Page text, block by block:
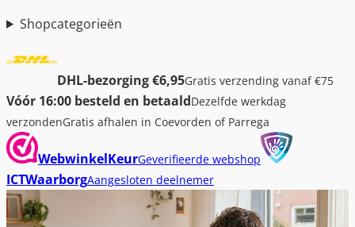
Shopcategorieën
DHL-bezorging €6,95Gratis verzending vanaf €75
Vóór 16:00 besteld en betaaldDezelfde werkdag
verzondenGratis afhalen in Coevorden of Parrega
WebwinkelKeurGeverifieerde webshop
ICTWaarborgAangesloten deelnemer